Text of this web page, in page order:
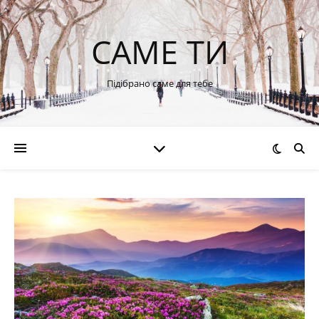
САМЕ ТИ
Підібрано саме для тебе